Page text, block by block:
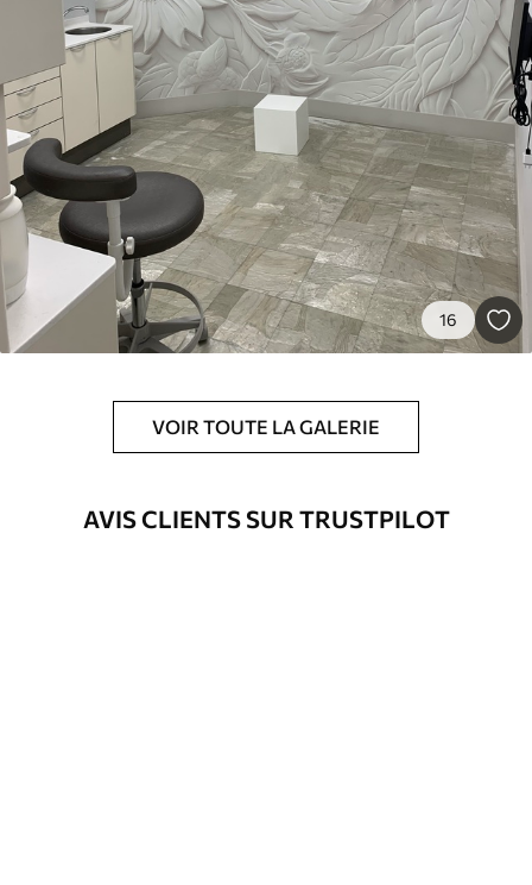
Premium
55.00 33 ₣/m²
Vinyle Premium
63.3338.00
Peel and Stick
.00 .00₣/m²
16
VOIR TOUTE LA GALERIE
AVIS CLIENTS SUR TRUSTPILOT